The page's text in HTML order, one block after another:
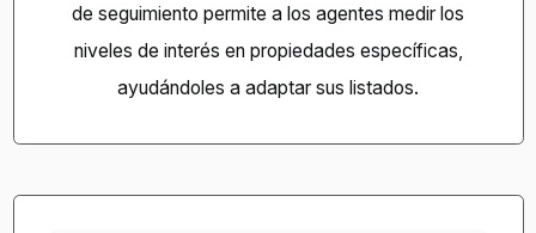
de seguimiento permite a los agentes medir los
niveles de interés en propiedades específicas,
ayudándoles a adaptar sus listados.